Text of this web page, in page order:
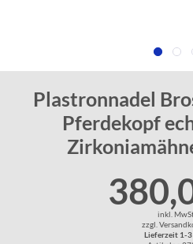
Plastronnadel
Pferdekopf
inkl.
zzgl.
Lieferzeit 1-3